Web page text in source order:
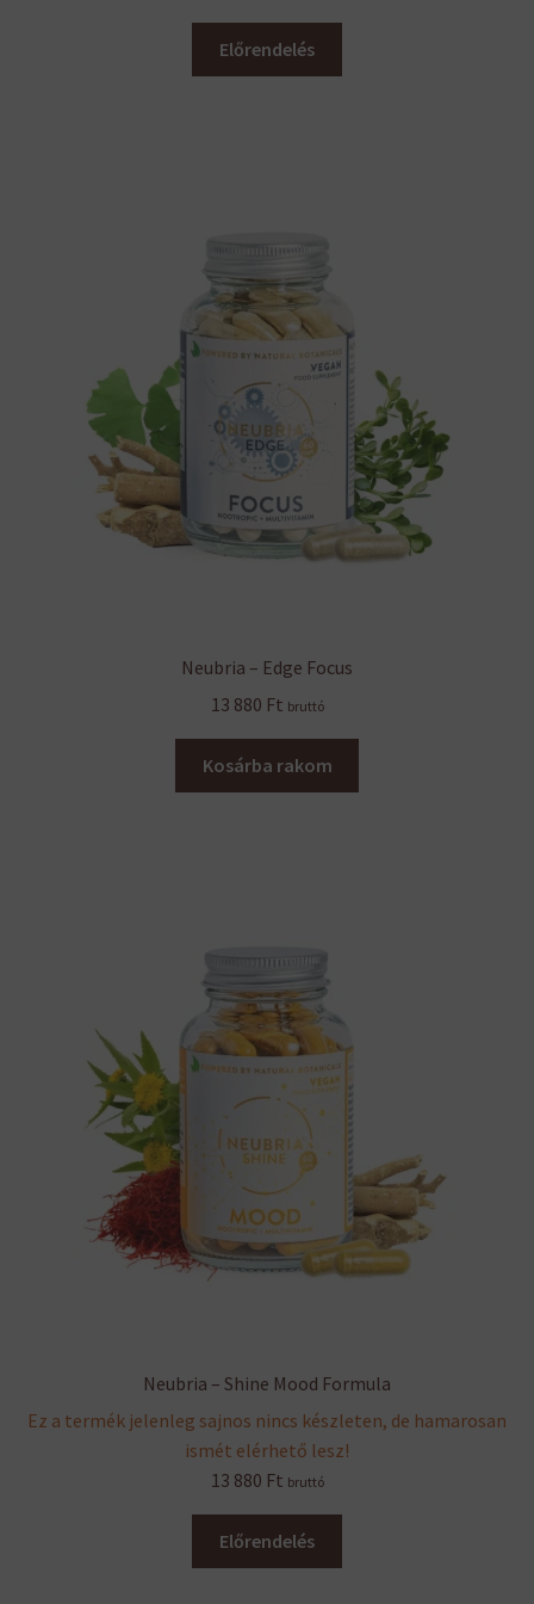
Előrendelés
Neubria – Edge Focus
13 880 Ft bruttó
Kosárba rakom
Neubria – Shine Mood Formula
Ez a termék jelenleg sajnos nincs készleten, de hamarosan
ismét elérhető lesz!
13 880 Ft bruttó
Előrendelés